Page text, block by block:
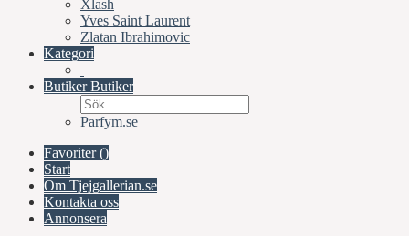
Xlash
Yves Saint Laurent
Zlatan Ibrahimovic
Kategori
ButikerButiker
Parfym.se
Favoriter ()
Start
Om Tjejgallerian.se
Kontakta oss
Annonsera